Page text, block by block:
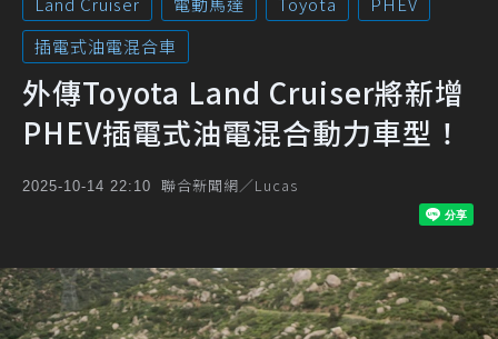
插電式油電混合車
外傳Toyota Land Cruiser將新增
PHEV插電式油電混合動力車型！
2025-10-14 22:10 聯合新聞網／Lucas